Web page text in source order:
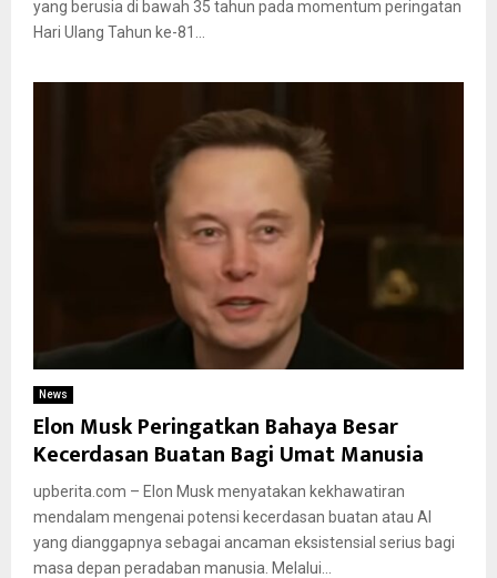
yang berusia di bawah 35 tahun pada momentum peringatan
Hari Ulang Tahun ke-81...
News
Elon Musk Peringatkan Bahaya Besar
Kecerdasan Buatan Bagi Umat Manusia
upberita.com – Elon Musk menyatakan kekhawatiran
mendalam mengenai potensi kecerdasan buatan atau AI
yang dianggapnya sebagai ancaman eksistensial serius bagi
masa depan peradaban manusia. Melalui...